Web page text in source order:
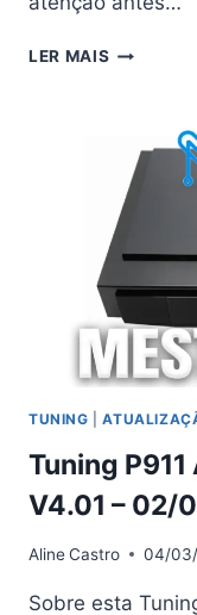
LER MAIS TUNING
01/05/
TUNING |
Tuning
V4.01 – 02/
AlineCastro 04/
Sobre esta